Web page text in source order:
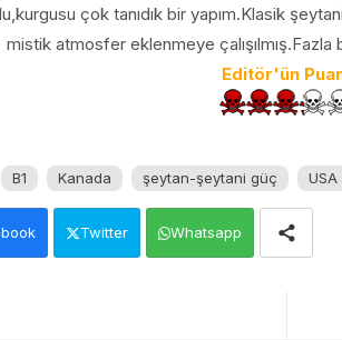
çok tanıdık bir yapım.Klasik
atmosfer eklenmeye
Editör'ün
B1 Kanada şeytan-şeytani güç USA
Twitter Whatsapp